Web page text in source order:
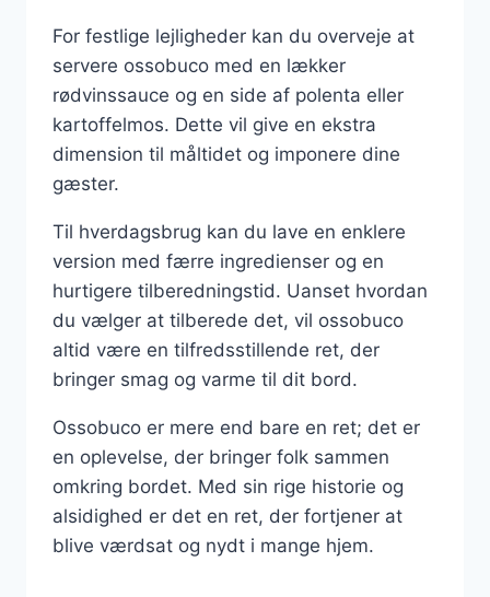
For festlige lejligheder kan du overveje at
servere ossobuco med en lækker
rødvinssauce og en side af polenta eller
kartoffelmos. Dette vil give en ekstra
dimension til måltidet og imponere dine
gæster.
Til hverdagsbrug kan du lave en enklere
version med færre ingredienser og en
hurtigere tilberedningstid. Uanset hvordan
du vælger at tilberede det, vil ossobuco
altid være en tilfredsstillende ret, der
bringer smag og varme til dit bord.
Ossobuco er mere end bare en ret; det er
en oplevelse, der bringer folk sammen
omkring bordet. Med sin rige historie og
alsidighed er det en ret, der fortjener at
blive værdsat og nydt i mange hjem.